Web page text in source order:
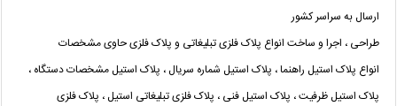
ارسال به سراسر کشور
طراحی ، اجرا و ساخت انواع پلاک فلزی تبلیغاتی و پلاک فلزی حاوی مشخصات
انواع پلاک استیل راهنما ، پلاک استیل شماره سریال ، پلاک استیل مشخصات دستگاه ،
پلاک استیل ظرفیت ، پلاک استیل فنی ، پلاک فلزی تبلیغاتی استیل ، پلاک فلزی